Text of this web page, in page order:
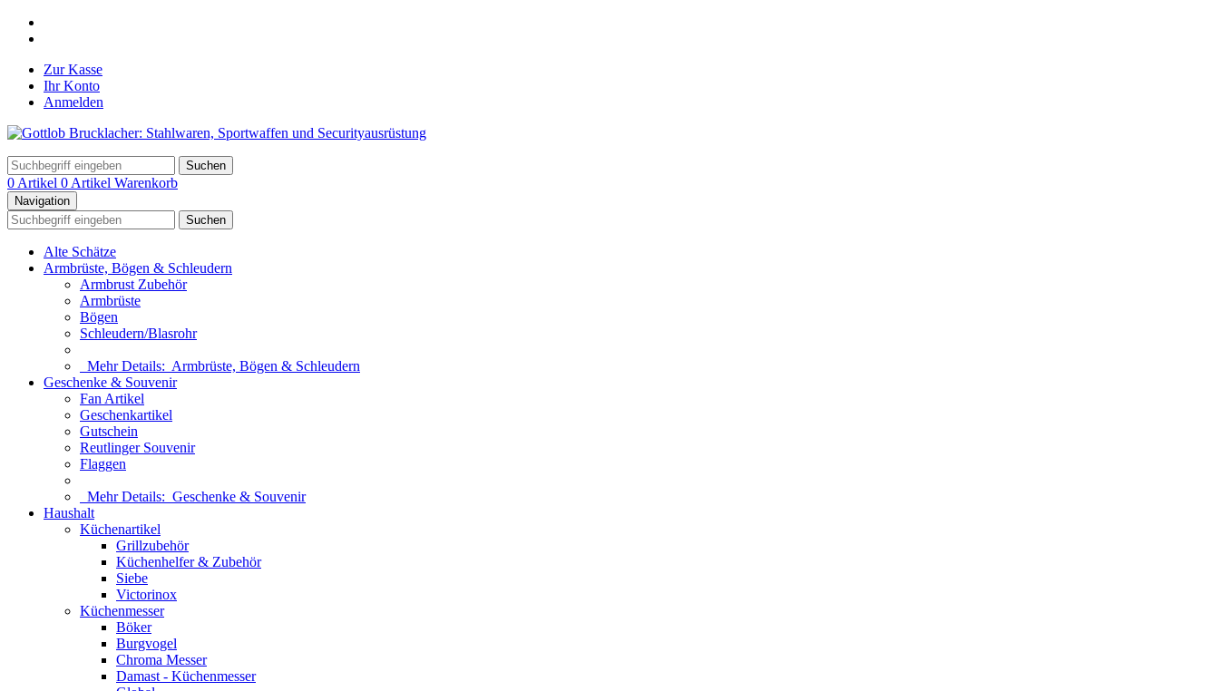
Zur Kasse
Ihr Konto
Anmelden
Suchen
0 Artikel 0 Artikel Warenkorb
Navigation
Suchen
Alte Schätze
Armbrüste, Bögen & Schleudern
Armbrust Zubehör
Armbrüste
Bögen
Schleudern/Blasrohr
Mehr Details: Armbrüste, Bögen & Schleudern
Geschenke & Souvenir
Fan Artikel
Geschenkartikel
Gutschein
Reutlinger Souvenir
Flaggen
Mehr Details: Geschenke & Souvenir
Haushalt
Küchenartikel
Grillzubehör
Küchenhelfer & Zubehör
Siebe
Victorinox
Küchenmesser
Böker
Burgvogel
Chroma Messer
Damast - Küchenmesser